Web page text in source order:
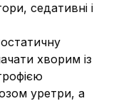
седативні і
хворим із
уретри, а